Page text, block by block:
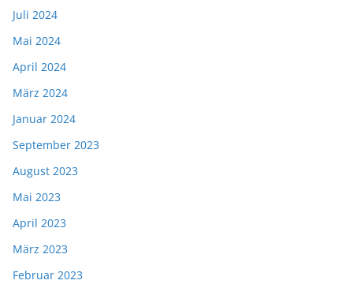
Juli 2024
Mai 2024
April 2024
März 2024
Januar 2024
September 2023
August 2023
Mai 2023
April 2023
März 2023
Februar 2023